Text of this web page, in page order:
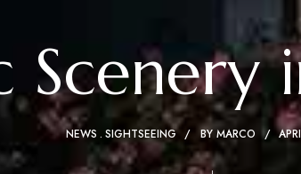
Scenery
NEWS SIGHTSEEING BY MARCO